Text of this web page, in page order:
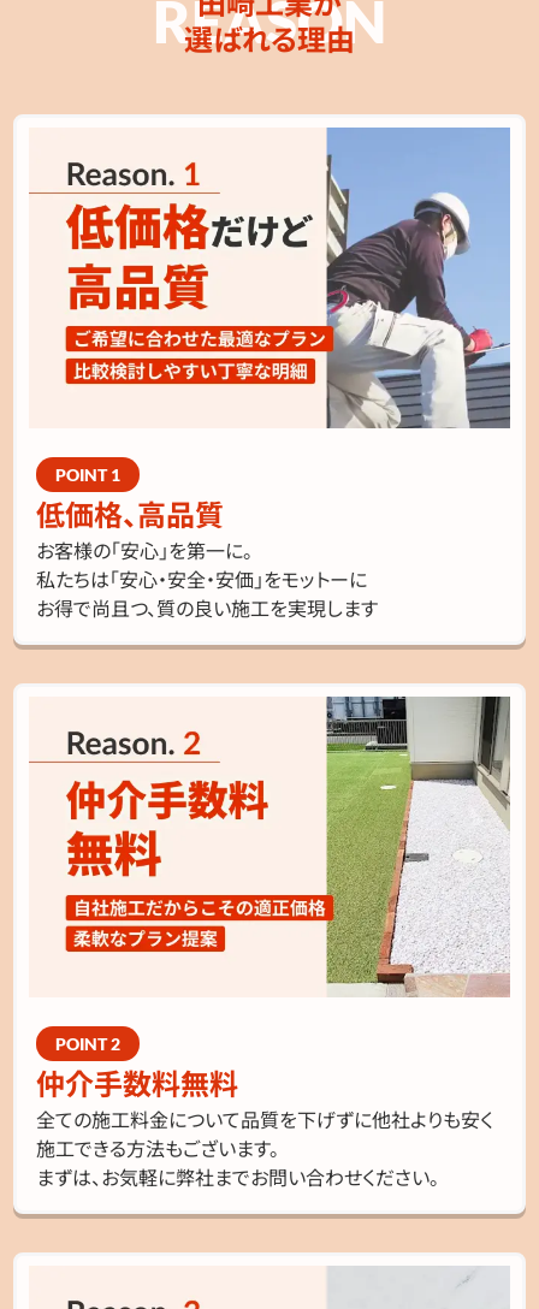
選ばれる理由
低価格、高品質
お客様の「安心」を第一に。
私たちは「安心・安全・安価」をモットーに
お得で尚且つ、質の良い施工を実現します
仲介手数料無料
全ての施工料金について品質を下げずに他社よりも安く
施工できる方法もございます。
まずは、お気軽に弊社までお問い合わせください。